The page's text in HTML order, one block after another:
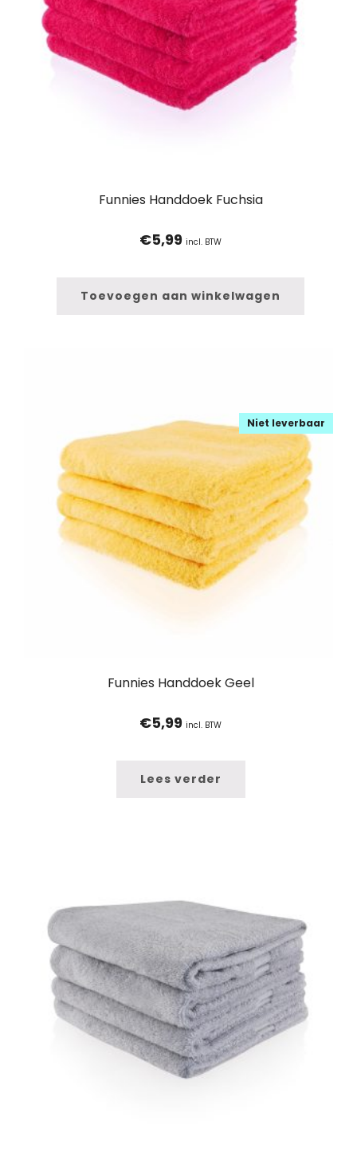
Funnies Handdoek Fuchsia
€5,99 incl. BTW
Toevoegen aan winkelwagen
Funnies Handdoek Geel
Niet leverbaar
€5,99 incl. BTW
Lees verder